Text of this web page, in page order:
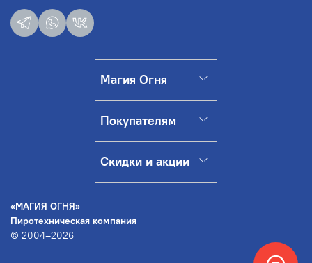
Магия Огня
Покупателям
Скидки и акции
«МАГИЯ ОГНЯ»
Пиротехническая компания
© 2004–2026